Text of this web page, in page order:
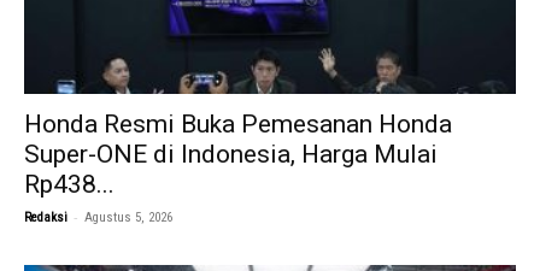
Honda Resmi Buka Pemesanan Honda
Super-ONE di Indonesia, Harga Mulai
Rp438...
Redaksi - Agustus 5, 2026